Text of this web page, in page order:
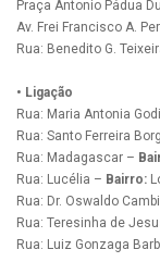
Praça Antonio Pádua
Av. Frei Francisco A.
Rua: Benedito G.
• Ligação
Rua: Maria Antonia
Rua: Santo Ferreira
Rua: Madagascar –
Rua: Lucélia – Bairro:
Rua: Dr. Oswaldo
Rua: Teresinha de
Rua: Luiz Gonzaga